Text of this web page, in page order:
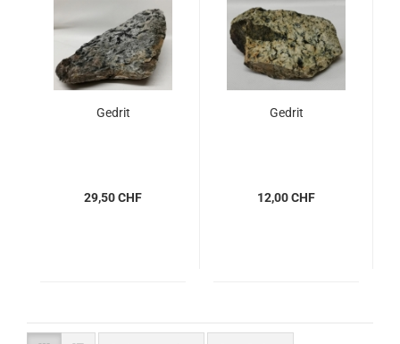
Gedrit
29,50 CHF
Gedrit
12,00 CHF